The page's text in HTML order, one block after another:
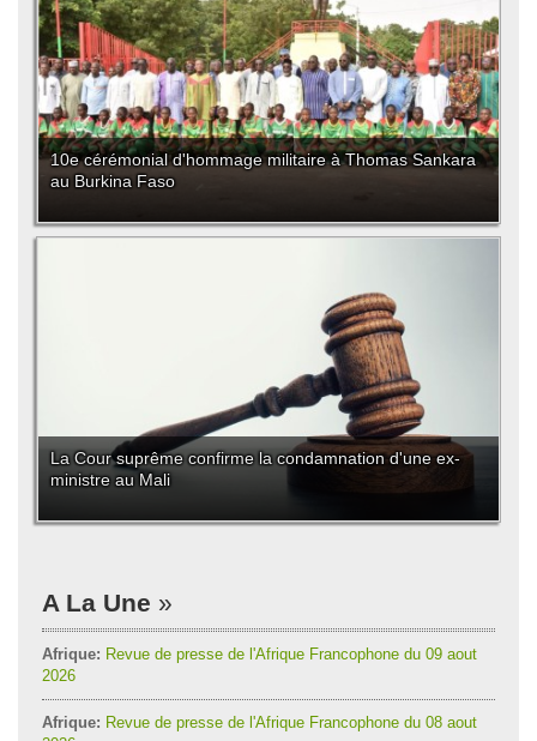
10e cérémonial d'hommage militaire à Thomas Sankara
au Burkina Faso
La Cour suprême confirme la condamnation d'une ex-
ministre au Mali
A La Une
Afrique: Revue de presse de l'Afrique Francophone du 09 aout
2026
Afrique: Revue de presse de l'Afrique Francophone du 08 aout